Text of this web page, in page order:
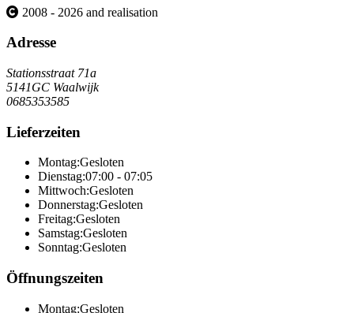
2008 - 2026 and realisation
Adresse
Stationsstraat 71a
5141GC Waalwijk
0685353585
Lieferzeiten
Montag:Gesloten
Dienstag:07:00 - 07:05
Mittwoch:Gesloten
Donnerstag:Gesloten
Freitag:Gesloten
Samstag:Gesloten
Sonntag:Gesloten
Öffnungszeiten
Montag:Gesloten